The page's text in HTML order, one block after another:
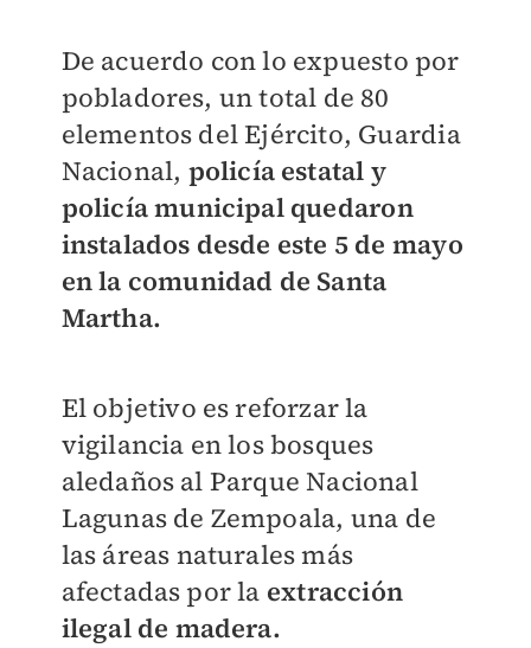
De acuerdo con lo expuesto por
pobladores, un total de 80
elementos del Ejército, Guardia
Nacional, policía estatal y
policía municipal quedaron
instalados desde este 5 de mayo
en la comunidad de Santa
Martha.
El objetivo es reforzar la
vigilancia en los bosques
aledaños al Parque Nacional
Lagunas de Zempoala, una de
las áreas naturales más
afectadas por la extracción
ilegal de madera.